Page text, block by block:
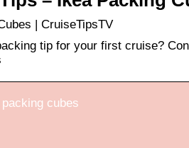
| CruiseTipsTV
tip for your first cruise?
cubes